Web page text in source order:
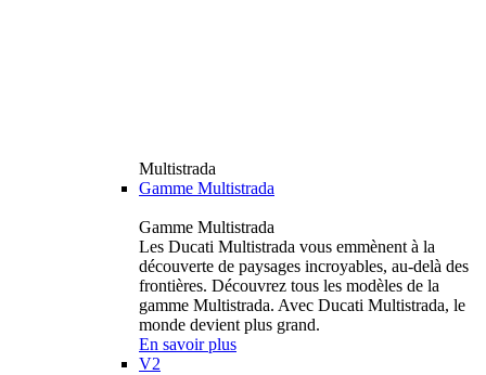
Multistrada
Gamme Multistrada
Gamme Multistrada
Les Ducati Multistrada vous emmènent à la
découverte de paysages incroyables, au-delà des
frontières. Découvrez tous les modèles de la
gamme Multistrada. Avec Ducati Multistrada, le
monde devient plus grand.
En savoir plus
V2